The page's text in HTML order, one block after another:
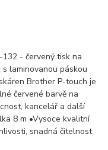
- červený tisk na
laminovanou páskou
Brother P-touch je
červené barvě na
kancelář a další
8 m •Vysoce kvalitní
snadná čitelnost